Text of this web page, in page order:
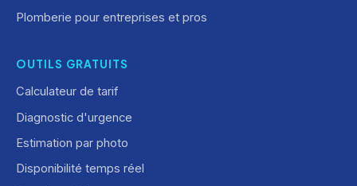
Plomberie pour entreprises et pros
OUTILS GRATUITS
Calculateur de tarif
Diagnostic d'urgence
Estimation par photo
Disponibilité temps réel